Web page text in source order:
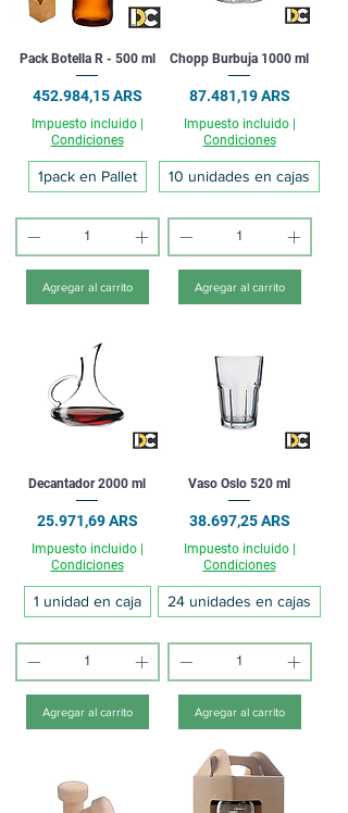
Pack Botella R - 500 ml
Precio
452.984,15 ARS
Impuesto incluido|
Condiciones
1pack en Pallet
Agregar al carrito
Chopp Burbuja 1000 ml
Precio
87.481,19 ARS
Impuesto incluido|
Condiciones
10 unidades en cajas
Agregar al carrito
Decantador 2000 ml
Precio
25.971,69 ARS
Impuesto incluido|
Condiciones
1 unidad en caja
Agregar al carrito
Vaso Oslo 520 ml
Precio
38.697,25 ARS
Impuesto incluido|
Condiciones
24 unidades en cajas
Agregar al carrito